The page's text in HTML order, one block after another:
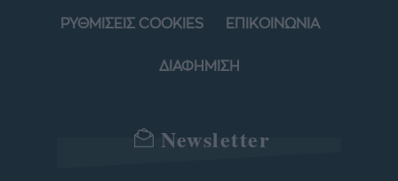
ΡΥΘΜΙΣΕΙΣ COOKIES ΕΠΙΚΟΙΝΩΝΙΑ
ΔΙΑΦΗΜΙΣΗ
Newsletter